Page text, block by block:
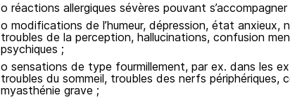
o réactions allergiques sévères pouvant
o modifications de l’humeur, dépression, état anxieux,
troubles de la perception, hallucinations, confusion
psychiques ;
o sensations de type fourmillement, par ex. dans les
troubles du sommeil, troubles des nerfs périphériques,
myasthénie grave ;